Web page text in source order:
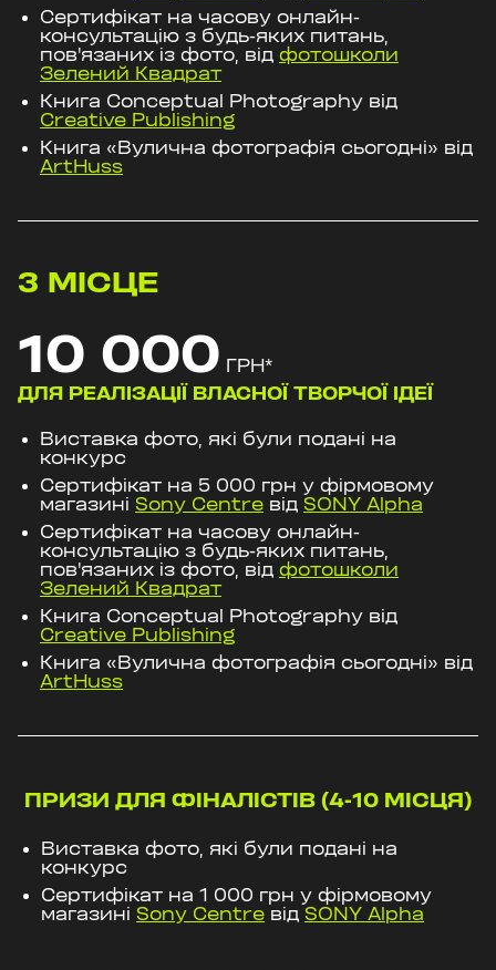
Сертифікат на часову онлайн-
консультацію з будь-яких питань,
пов'язаних із фото, від фотошколи
Зелений Квадрат
Книга Conceptual Photography від
Creative Publishing
Книга «Вулична фотографія сьогодні» від
ArtHuss
3 МІСЦЕ
10 000 ГРН*
ДЛЯ РЕАЛІЗАЦІЇ ВЛАСНОЇ ТВОРЧОЇ ІДЕЇ
Виставка фото, які були подані на
конкурс
Сертифікат на 5 000 грн у фірмовому
магазині Sony Centre від SONY Alpha
Сертифікат на часову онлайн-
консультацію з будь-яких питань,
пов'язаних із фото, від фотошколи
Зелений Квадрат
Книга Conceptual Photography від
Creative Publishing
Книга «Вулична фотографія сьогодні» від
ArtHuss
ПРИЗИ ДЛЯ ФІНАЛІСТІВ (4-10 МІСЦЯ)
Виставка фото, які були подані на
конкурс
Сертифікат на 1 000 грн у фірмовому
магазині Sony Centre від SONY Alpha